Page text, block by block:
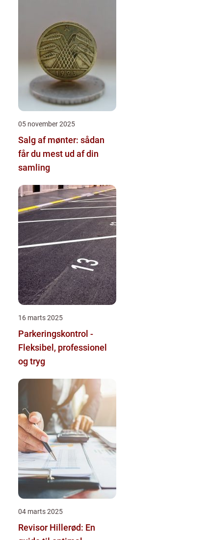
05 november 2025
Salg af mønter: sådan
får du mest ud af din
samling
16 marts 2025
Parkeringskontrol -
Fleksibel, professionel
og tryg
04 marts 2025
Revisor Hillerød: En